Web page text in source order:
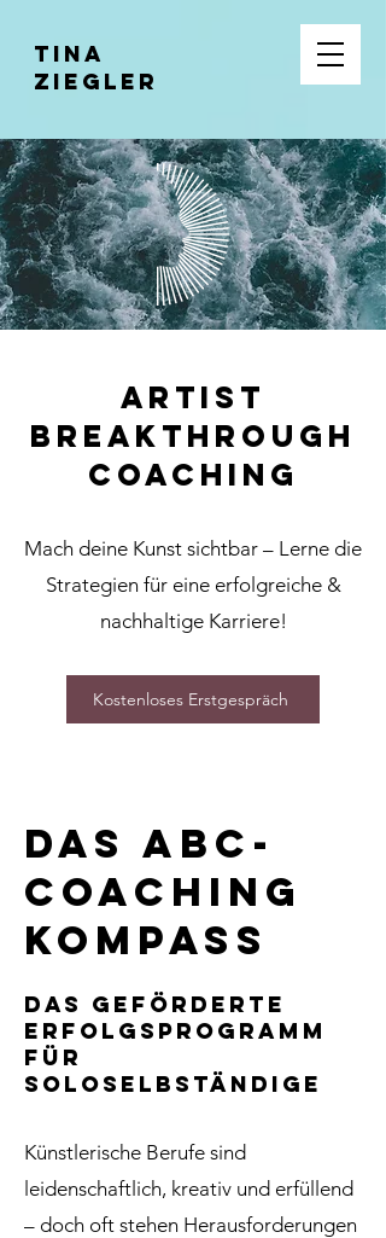
Tina
Ziegler
Artist
Breakthrough
Coaching
Mach deine Kunst sichtbar – Lerne die
Strategien für eine erfolgreiche &
nachhaltige Karriere!
Kostenloses Erstgespräch
das abc-
coaching
kompass
Das geförderte
Erfolgsprogramm
für
Soloselbständige
Künstlerische Berufe sind
leidenschaftlich, kreativ und erfüllend
– doch oft stehen Herausforderungen